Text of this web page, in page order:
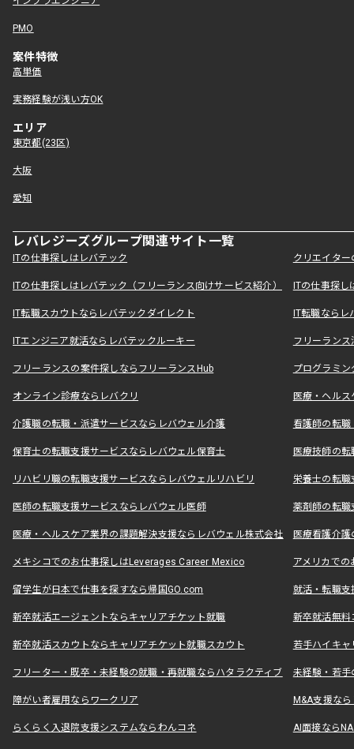
PMO
案件特徴
高単価
実務経験が浅い方OK
エリア
東京都(23区)
大阪
愛知
レバレジーズグループ関連サイト一覧
ITの仕事探しはレバテック クリエイタ
ITの仕事探しはレバテック（フリーランス向けサービス紹介） ITの仕事探
IT転職スカウトならレバテックダイレクト IT転職なら
ITエンジニア就活ならレバテックルーキー フリーラン
フリーランスの案件探しならフリーランスHub プログラミ
オンライン診療ならレバクリ 医療・ヘル
介護職の転職・派遣サービスならレバウェル介護 看護師の転
保育士の転職支援サービスならレバウェル保育士 医療技師の
リハビリ職の転職支援サービスならレバウェルリハビリ 栄養士の転
医師の転職支援サービスならレバウェル医師 薬剤師の転
医療・ヘルスケア業界の課題解決支援ならレバウェル株式会社 医療看護介
メキシコでのお仕事探しはLeverages Career Mexico アメリカで
留学生が日本で仕事を探すなら帰国GO.com 就活・転職
新卒就活エージェントならキャリアチケット就職 新卒就活無料
新卒就活スカウトならキャリアチケット就職スカウト 若手ハイキ
フリーター・既卒・未経験の就職・再就職ならハタラクティブ 未経験・若手
障がい者雇用ならワークリア M&A支援な
らくらく入退院支援システムならわんコネ AI面接なら